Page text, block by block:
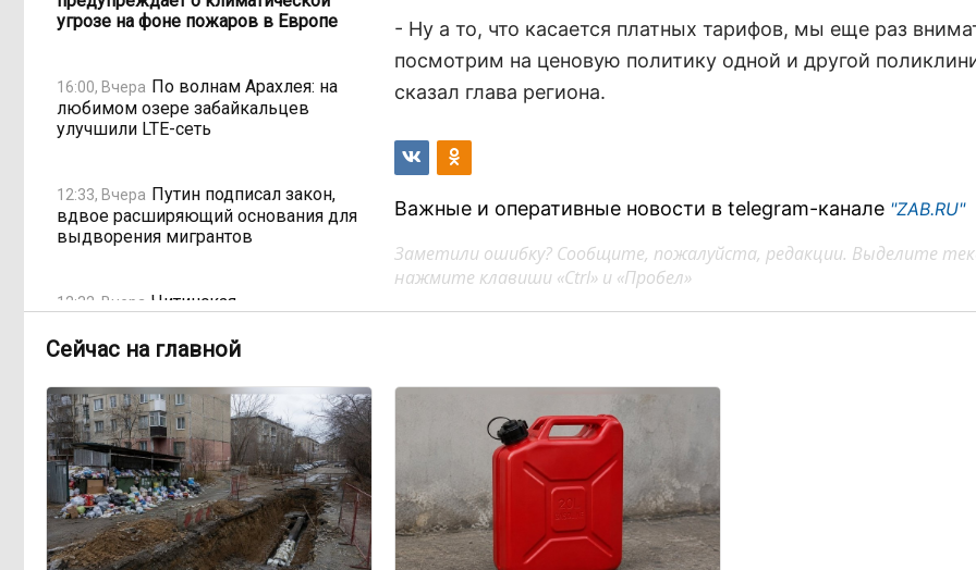
угрозе на фоне пожаров в Европе
16:00, Вчера По волнам Арахлея: на
любимом озере забайкальцев
улучшили LTE-сеть
12:33, Вчера Путин подписал закон,
вдвое расширяющий основания для
выдворения мигрантов
12:32, Вчера Читинская
отремонтировать кабинет за 6,8
11:47, Вчера «Нефтемаркет» отвечает:
региональные власти неточно
изложили ситуацию с топливным
кризисом
09:33, Вчера Учителя в Забайкалье
- Ну а то, что касается платных тарифов, мы еще раз
посмотрим на ценовую политику одной и другой
сказал глава региона.
Важные и оперативные новости в telegram-канале "ZAB.RU"
Заметили ошибку? Сообщите, пожалуйста, редакции. Выделите
нажмите клавиши «Ctrl» и «Пробел»
Сейчас на главной